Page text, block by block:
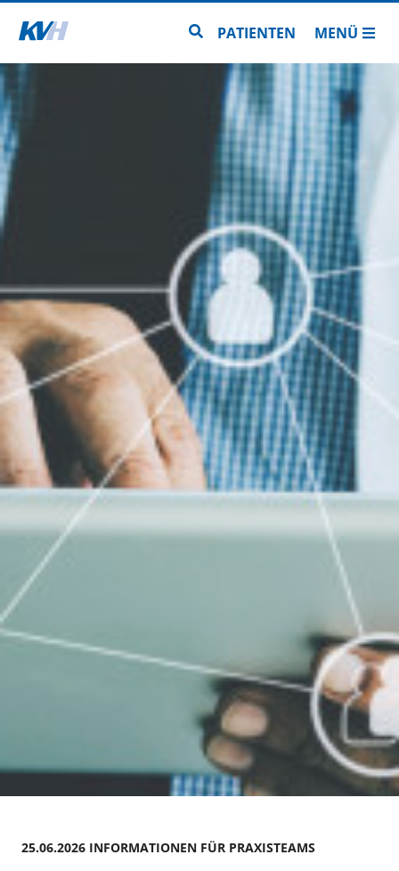
Zur Startseite Zur Seitensuche
PATIENTEN MENÜ
25.06.2026 INFORMATIONEN FÜR PRAXISTEAMS